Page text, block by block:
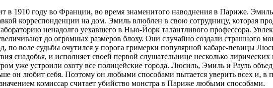
1910 году во Франции, во время знаменитого наводнения в Париже.
корреспонденции на дом. Эмиль влюблен в свою сотрудницу, которая
ненадолго уехавшего в Нью-Йорк талантливого профессора.
до огромных размеров блоху. Они случайно создали страшного
по воле судьбы очутился у порога гримерки популярной кабаре-певицы
снадобья, и исполняет своей первой слушательнице несколько
уже устроили охоту все полицейские города. Люсиль, Эмиль и Рауль
любит себя. Поэтому он любыми способами пытается уверить всех и, в
комиссар считает убийство монстра в Париже любыми способами.